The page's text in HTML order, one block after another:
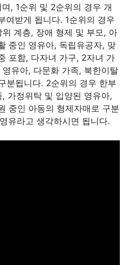
, 1순위 및 2순위의 경우 개
여받게 됩니다. 1순위의 경우
계층, 장애 형제 및 부모, 아
중인 영유아, 독립유공자, 맞
포함, 다자녀 가구, 2자녀 가
유아, 다문화 가족, 북한이탈
분됩니다. 2순위의 경우 한부
가정위탁 및 입양된 영유아,
중인 아동의 형제자매로 구분
유라고 생각하시면 됩니다.